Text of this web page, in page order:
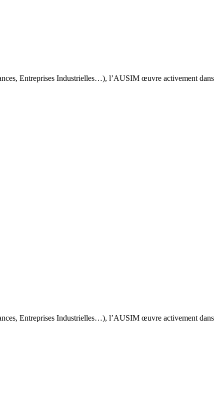
Entreprises Industrielles…), l’AUSIM œuvre activement dans
Entreprises Industrielles…), l’AUSIM œuvre activement dans